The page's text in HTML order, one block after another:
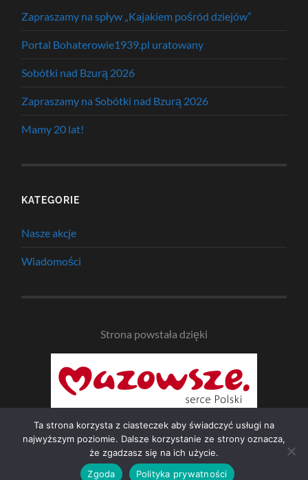
Zapraszamy na spływ „Kajakiem pośród dziejów”
Portal Bohaterowie1939.pl uratowany
Sobótki nad Bzurą 2026
Zapraszamy na Sobótki nad Bzurą 2026
Mamy 20 lat!
KATEGORIE
Nasze akcje
Wiadomości
Strona powstała dzięki
© 2026 NAD BZURĄ —UP ↑
Ta strona korzysta z ciasteczek aby świadczyć usługi na
najwyższym poziomie. Dalsze korzystanie ze strony oznacza,
że zgadzasz się na ich użycie.
Zgoda
Polityka prywatności